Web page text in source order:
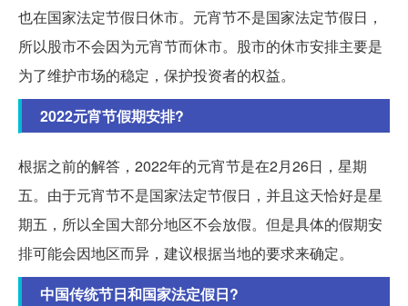
也在国家法定节假日休市。元宵节不是国家法定节假日，
所以股市不会因为元宵节而休市。股市的休市安排主要是
为了维护市场的稳定，保护投资者的权益。
2022元宵节假期安排?
根据之前的解答，2022年的元宵节是在2月26日，星期
五。由于元宵节不是国家法定节假日，并且这天恰好是星
期五，所以全国大部分地区不会放假。但是具体的假期安
排可能会因地区而异，建议根据当地的要求来确定。
中国传统节日和国家法定假日?